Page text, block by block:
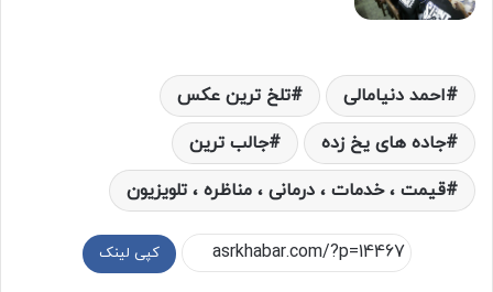
احمد دنیامالی
تلخ ترین عکس
جاده های یخ زده
جالب ترین
قیمت ، خدمات ، درمانی ، مناظره ، تلویزیون
کپی لینک